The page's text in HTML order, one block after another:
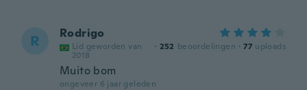
R Rodrigo
Lid geworden van
2018
· 252 beoordelingen · 77 uploads
Muito bom
ongeveer 6 jaar geleden